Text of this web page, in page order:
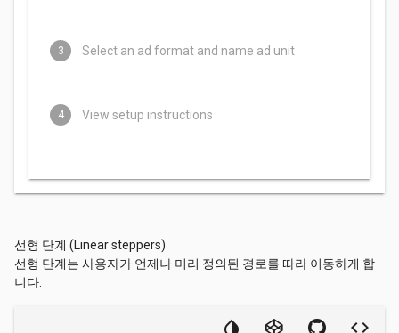
CONTINUE CANCEL
3 Select an ad format and name ad unit
CANCEL
4 View setup instructions
선형 단계 (Linear steppers)
선형 단계는 사용자가 언제나 미리 정의된 경로를 따라 이동하게 합
니다.